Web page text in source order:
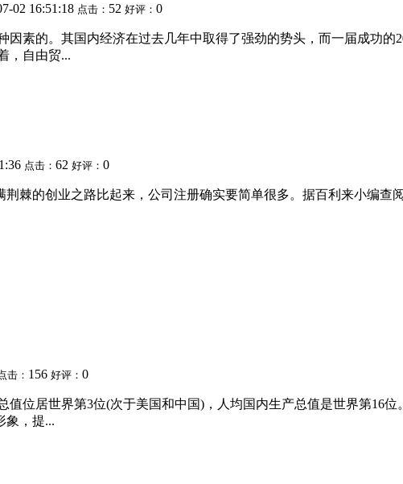
02 16:51:18 点击： 52 好评： 0
素的。其国内经济在过去几年中取得了强劲的势头，而一届成功的
，自由贸...
点击： 62 好评： 0
棘的创业之路比起来，公司注册确实要简单很多。据百利来小编查
击： 156 好评： 0
位居世界第3位(次于美国和中国)，人均国内生产总值是世界第16位
象，提...